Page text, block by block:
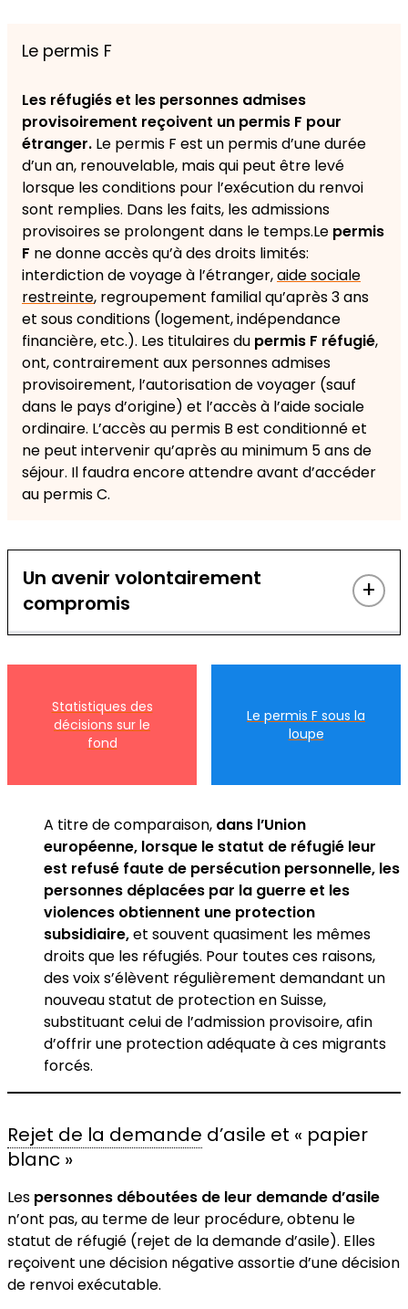
Le permis F
Les réfugiés et les personnes admises
provisoirement reçoivent un permis F pour
étranger. Le permis F est un permis d’une durée
d’un an, renouvelable, mais qui peut être levé
lorsque les conditions pour l’exécution du renvoi
sont remplies. Dans les faits, les admissions
provisoires se prolongent dans le temps.Le permis
F ne donne accès qu’à des droits limités:
interdiction de voyage à l’étranger,aide sociale
restreinte, regroupement familial qu’après 3 ans
et sous conditions (logement, indépendance
financière, etc.). Les titulaires du permis F réfugié,
ont, contrairement aux personnes admises
provisoirement, l’autorisation de voyager (sauf
dans le pays d’origine) et l’accès à l’aide sociale
ordinaire. L’accès au permis B est conditionné et
ne peut intervenir qu’après au minimum 5 ans de
séjour. Il faudra encore attendre avant d’accéder
au permis C.
Un avenir volontairement
compromis
+
l’intégration en Suisse difficile. La liberté de
circulation est limitée, le regroupement familial
n’est possible que sous conditions strictes et le
obstacles pour l’accès au marché du travail.
Statistiques des
décisions sur le
fond
Le permis F sous la
loupe
A titre de comparaison, dans l’Union
européenne, lorsque le statut de réfugié leur
est refusé faute de persécution personnelle, les
personnes déplacées par la guerre et les
violences obtiennent une protection
subsidiaire,et souvent quasiment les mêmes
droits que les réfugiés. Pour toutes ces raisons,
des voix s’élèvent régulièrement demandant un
nouveau statut de protection en Suisse,
substituant celui de l’admission provisoire, afin
d’offrir une protection adéquate à ces migrants
forcés.
Rejet de la demande d’asile et « papier
blanc »
Les personnes déboutées de leur demande d’asile
n’ont pas, au terme de leur procédure, obtenu le
statut de réfugié (rejet de la demande d’asile). Elles
reçoivent une décision négative assortie d’une décision
de renvoi exécutable.